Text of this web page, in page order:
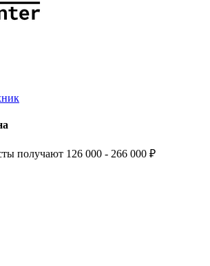
получают 126 000 - 266 000 ₽